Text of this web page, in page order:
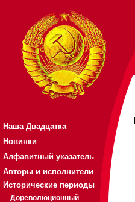
Наша Двадцатка
Новинки
Алфавитный указатель
Авторы и исполнители
Исторические периоды
Дореволюционный